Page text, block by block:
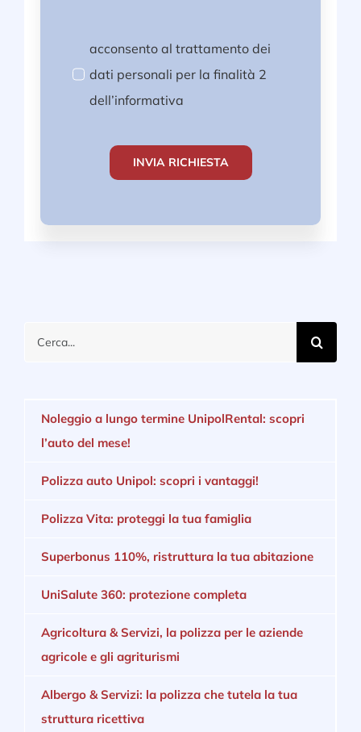
acconsento al trattamento dei
dati personali per la finalità 2
dell’informativa
INVIA RICHIESTA
Cerca
Noleggio a lungo termine UnipolRental: scopri
l’auto del mese!
Polizza auto Unipol: scopri i vantaggi!
Polizza Vita: proteggi la tua famiglia
Superbonus 110%, ristruttura la tua abitazione
UniSalute 360: protezione completa
Agricoltura & Servizi, la polizza per le aziende
agricole e gli agriturismi
Albergo & Servizi: la polizza che tutela la tua
struttura ricettiva